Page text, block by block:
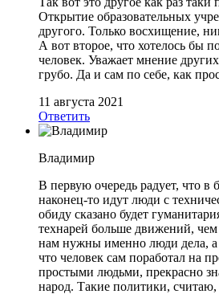
Открытие образовательных
другого. Только восхищение,
А вот второе, что хотелось бы
человек. Уважает мнение
грубо. Да и сам по себе, как
11 августа 2021
Ответить
Владимир
В первую очередь радует, что
наконец-то идут люди с
обиду сказано будет
технарей больше движений,
нам нужны именно люди дела, а
что человек сам поработал на
простыми людьми, прекрасно
народ. Такие политики,